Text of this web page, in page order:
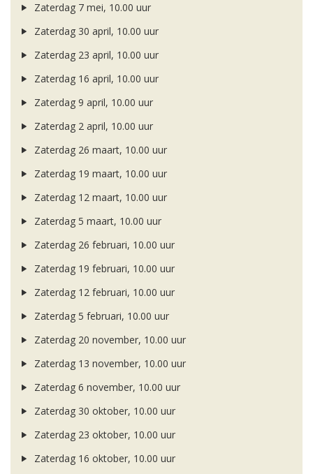
Zaterdag 7 mei, 10.00 uur
Zaterdag 30 april, 10.00 uur
Zaterdag 23 april, 10.00 uur
Zaterdag 16 april, 10.00 uur
Zaterdag 9 april, 10.00 uur
Zaterdag 2 april, 10.00 uur
Zaterdag 26 maart, 10.00 uur
Zaterdag 19 maart, 10.00 uur
Zaterdag 12 maart, 10.00 uur
Zaterdag 5 maart, 10.00 uur
Zaterdag 26 februari, 10.00 uur
Zaterdag 19 februari, 10.00 uur
Zaterdag 12 februari, 10.00 uur
Zaterdag 5 februari, 10.00 uur
Zaterdag 20 november, 10.00 uur
Zaterdag 13 november, 10.00 uur
Zaterdag 6 november, 10.00 uur
Zaterdag 30 oktober, 10.00 uur
Zaterdag 23 oktober, 10.00 uur
Zaterdag 16 oktober, 10.00 uur